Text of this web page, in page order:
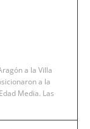
a la Villa
a la
Media. Las